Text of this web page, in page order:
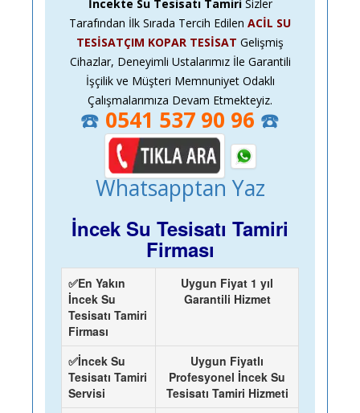
İncekte Su Tesisatı TamiriSizler
Tarafından İlk Sırada Tercih Edilen ACİL SU
TESİSATÇIM KOPAR TESİSAT Gelişmiş
Cihazlar, Deneyimli Ustalarımız İle Garantili
İşçilik ve Müşteri Memnuniyet Odaklı
Çalışmalarımıza Devam Etmekteyiz.
☎️ 0541 537 90 96 ☎️
Whatsapptan Yaz
İncek Su Tesisatı Tamiri
Firması
✅En Yakın
İncek Su
Tesisatı Tamiri
Firması
Uygun Fiyat 1 yıl
Garantili Hizmet
✅İncek Su
Tesisatı Tamiri
Servisi
Uygun Fiyatlı
Profesyonel İncek Su
Tesisatı Tamiri Hizmeti